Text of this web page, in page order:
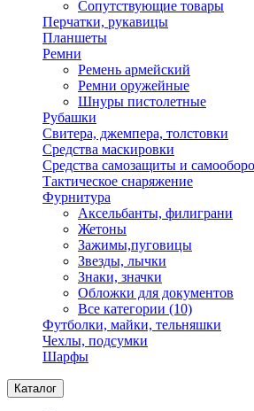
Сопутствующие товары
Перчатки, рукавицы
Планшеты
Ремни
Ремень армейский
Ремни оружейные
Шнуры пистолетные
Рубашки
Свитера, джемпера, толстовки
Средства маскировки
Средства самозащиты и
Тактическое снаряжение
Фурнитура
Аксельбанты, филиграни
Жетоны
Зажимы,пуговицы
Звезды, лычки
Знаки, значки
Обложки для документов
Все категории (10)
Футболки, майки, тельняшки
Чехлы, подсумки
Шарфы
Каталог